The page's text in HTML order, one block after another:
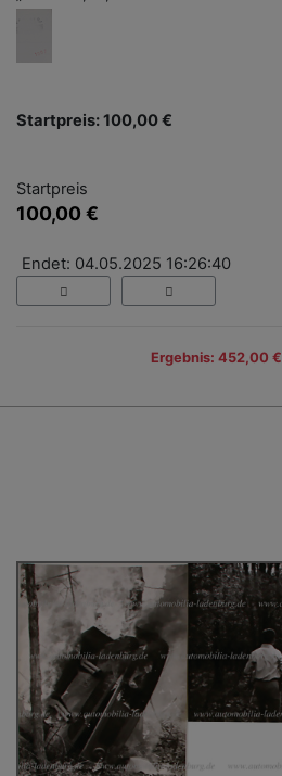
Startpreis: 100,00 €
Startpreis
100,00 €
Endet: 04.05.2025 16:26:40
Ergebnis: 452,00 €